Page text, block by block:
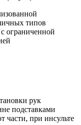
типов
ограниченной
рук
подставками
части, при инсульте